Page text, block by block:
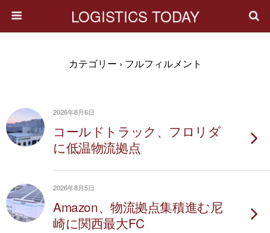
LOGISTICS TODAY
カテゴリー › フルフィルメント
2026年8月6日
コールドトラック、フロリダ
に低温物流拠点
2026年8月5日
Amazon、物流拠点集積進む尼
崎に関西最大FC